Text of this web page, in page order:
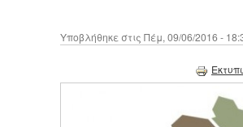
Υποβλήθηκε στις Πέμ, 09/06/2016 -